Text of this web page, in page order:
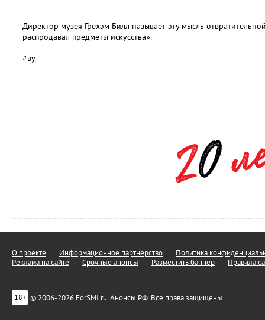
Директор музея Грехэм Билл называет эту мысль
распродавал предметы искусства».
#ву
О проекте Информационное партнерство
Политика
Реклама на сайте
Срочные анонсы Разместить баннер Правила
18+ © 2006-2026 ForSMI.ru. Анонсы.РФ. Все права защищены.